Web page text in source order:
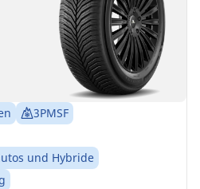
3PMSF
und Hybride